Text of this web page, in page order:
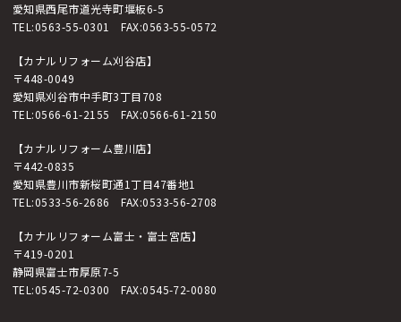
愛知県西尾市道光寺町堰板6-5
TEL:0563-55-0301 FAX:0563-55-0572
【カナルリフォーム刈谷店】
〒448-0049
愛知県刈谷市中手町3丁目708
TEL:0566-61-2155 FAX:0566-61-2150
【カナルリフォーム豊川店】
〒442-0835
愛知県豊川市新桜町通1丁目47番地1
TEL:0533-56-2686 FAX:0533-56-2708
【カナルリフォーム富士・富士宮店】
〒419-0201
静岡県富士市厚原7-5
TEL:0545-72-0300 FAX:0545-72-0080